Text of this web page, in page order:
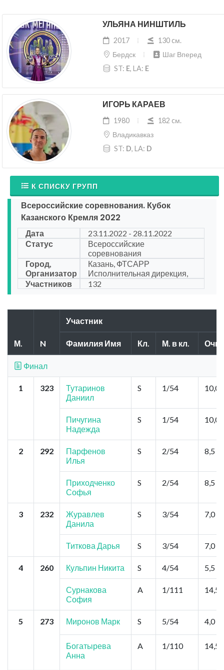
УЛЬЯНА НИНШТИЛЬ
2017
130 cм.
Бердск
Шаг Вперед
ST: E, LA: E
ИГОРЬ КАРАЕВ
1980
182 cм.
Владикавказ
ST: D, LA: D
К СПИСКУ ГРУПП
Всероссийские соревнования. Кубок
Казанского Кремля 2022
Дата
23.11.2022 - 28.11.2022
Статус
Всероссийские
соревнования
Город,
Организатор
Казань, ФТСАРР
Исполнительная дирекция,
Участников
132
М. N
Участник
Фамилия Имя Кл. М. в кл. Очки
Финал
1 323
Тутаринов
Даниил
S 1/54 10,0
Пичугина
Надежда
S 1/54 10,0
2 292
Парфенов
Илья
S 2/54 8,5
Приходченко
Софья
S 2/54 8,5
3 232
Журавлев
Данила
S 3/54 7,0
Титкова Дарья S 3/54 7,0
4 260 Кульпин Никита S 4/54 5,5
Сурнакова
София
A 1/111 14,5
5 273 Миронов Марк S 5/54 4,0
Богатырева
Анна
A 1/110 14,5